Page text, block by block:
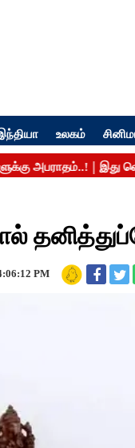
உலகம்
PM